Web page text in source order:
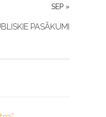
SEP »
PASĀKUMI